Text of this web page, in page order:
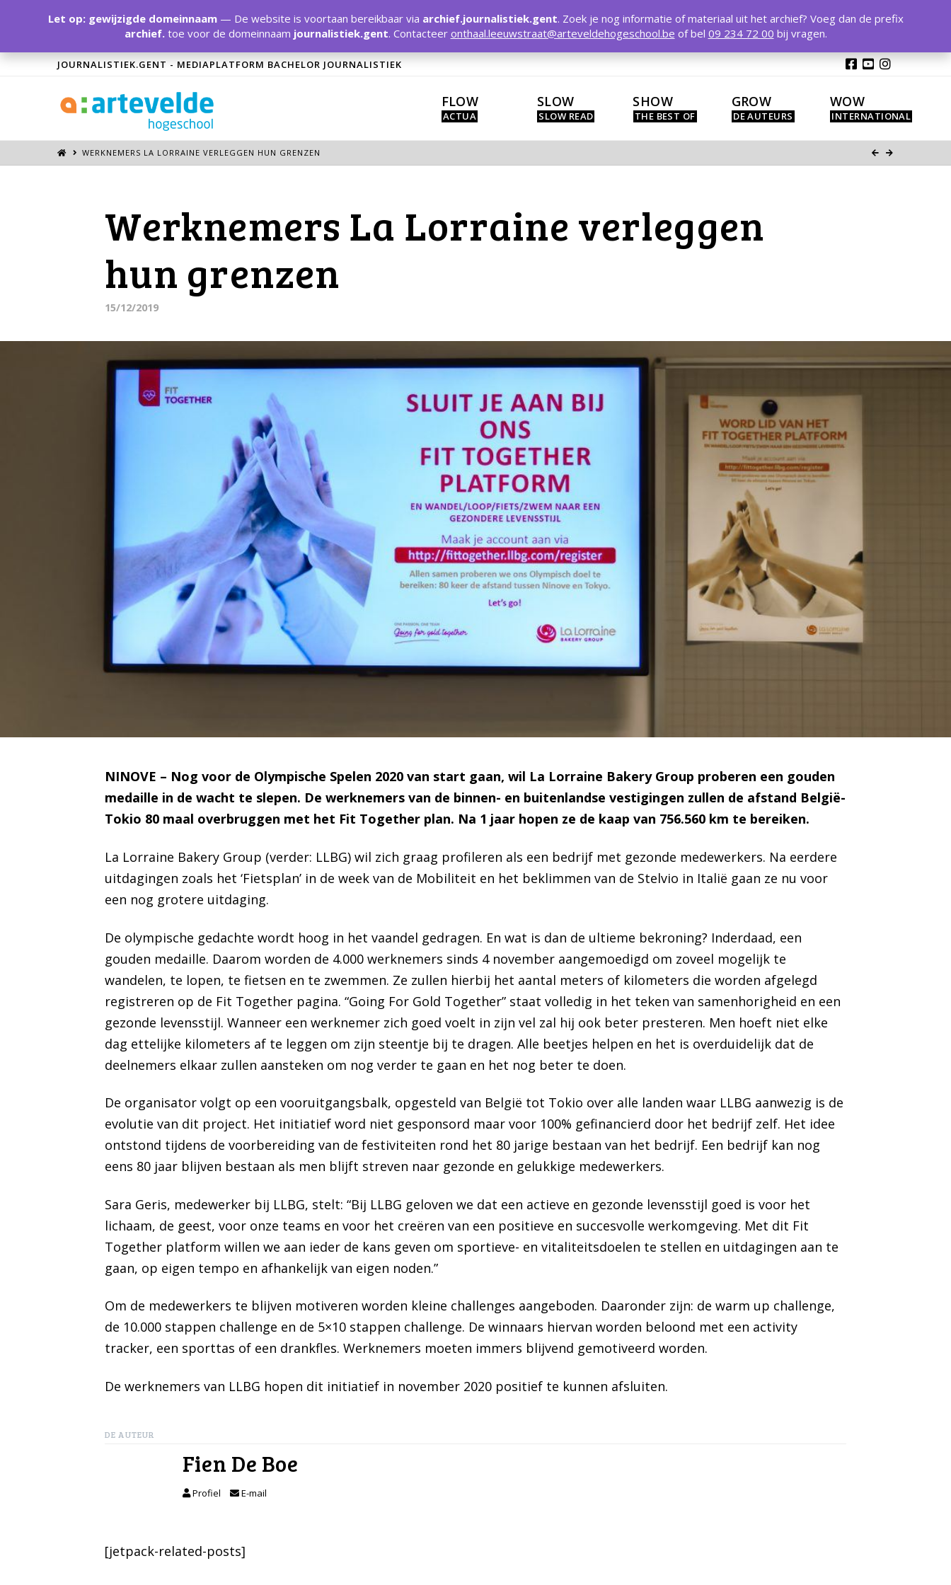
JOURNALISTIEK.GENT - MEDIAPLATFORM BACHELOR JOURNALISTIEK
FLOW SLOW SHOW GROW WOW
WERKNEMERS LA LORRAINE VERLEGGEN HUN GRENZEN
Werknemers La Lorraine verleggen
hun grenzen
15/12/2019
NINOVE – Nog voor de Olympische Spelen 2020 van start gaan, wil La Lorraine Bakery Group proberen een gouden
medaille in de wacht te slepen. De werknemers van de binnen- en buitenlandse vestigingen zullen de afstand België-
Tokio 80 maal overbruggen met het Fit Together plan. Na 1 jaar hopen ze de kaap van 756.560 km te bereiken.
La Lorraine Bakery Group (verder: LLBG) wil zich graag profileren als een bedrijf met gezonde medewerkers. Na eerdere
uitdagingen zoals het ‘Fietsplan’ in de week van de Mobiliteit en het beklimmen van de Stelvio in Italië gaan ze nu voor
een nog grotere uitdaging.
De olympische gedachte wordt hoog in het vaandel gedragen. En wat is dan de ultieme bekroning? Inderdaad, een
gouden medaille. Daarom worden de 4.000 werknemers sinds 4 november aangemoedigd om zoveel mogelijk te
wandelen, te lopen, te fietsen en te zwemmen. Ze zullen hierbij het aantal meters of kilometers die worden afgelegd
registreren op de Fit Together pagina. “Going For Gold Together” staat volledig in het teken van samenhorigheid en een
gezonde levensstijl. Wanneer een werknemer zich goed voelt in zijn vel zal hij ook beter presteren. Men hoeft niet elke
dag ettelijke kilometers af te leggen om zijn steentje bij te dragen. Alle beetjes helpen en het is overduidelijk dat de
deelnemers elkaar zullen aansteken om nog verder te gaan en het nog beter te doen.
De organisator volgt op een vooruitgangsbalk, opgesteld van België tot Tokio over alle landen waar LLBG aanwezig is de
evolutie van dit project. Het initiatief word niet gesponsord maar voor 100% gefinancierd door het bedrijf zelf. Het idee
ontstond tijdens de voorbereiding van de festiviteiten rond het 80 jarige bestaan van het bedrijf. Een bedrijf kan nog
eens 80 jaar blijven bestaan als men blijft streven naar gezonde en gelukkige medewerkers.
Sara Geris, medewerker bij LLBG, stelt: “Bij LLBG geloven we dat een actieve en gezonde levensstijl goed is voor het
lichaam, de geest, voor onze teams en voor het creëren van een positieve en succesvolle werkomgeving. Met dit Fit
Together platform willen we aan ieder de kans geven om sportieve- en vitaliteitsdoelen te stellen en uitdagingen aan te
gaan, op eigen tempo en afhankelijk van eigen noden.”
Om de medewerkers te blijven motiveren worden kleine challenges aangeboden. Daaronder zijn: de warm up challenge,
de 10.000 stappen challenge en de 5×10 stappen challenge. De winnaars hiervan worden beloond met een activity
tracker, een sporttas of een drankfles. Werknemers moeten immers blijvend gemotiveerd worden.
De werknemers van LLBG hopen dit initiatief in november 2020 positief te kunnen afsluiten.
DE AUTEUR
Fien De Boe
Profiel E-mail
[jetpack-related-posts]
Let op: gewijzigde domeinnaam— De website is voortaan bereikbaar via archief.journalistiek.gent. Zoek je nog informatie of materiaal uit het archief? Voeg dan de prefix
archief.toe voor de domeinnaam journalistiek.gent. Contacteer onthaal.leeuwstraat@arteveldehogeschool.be of bel 09 234 72 00 bij vragen.